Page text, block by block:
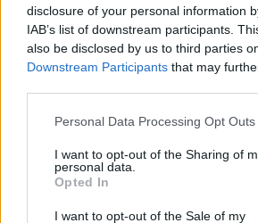
disclosure of your personal information
IAB’s list of downstream participants.
also be disclosed by us to third parties
Downstream Participants that may
Please note that this website/app uses
not limited to your visit or usage
grant or deny consent to Google and its
use your data for below specified
consent section.
Personal Data Processing Opt Outs
I want to opt-out of the Sharing of
personal data.
Opted In
I want to opt-out of the Sale of my
FORMA-1 / 2026. MÁJ. 23.
Új egyéni rekord? Pár
összeboronálták
Jos Verstappen és Toto Wolff látványos
rendeztek a montreali paddockban.